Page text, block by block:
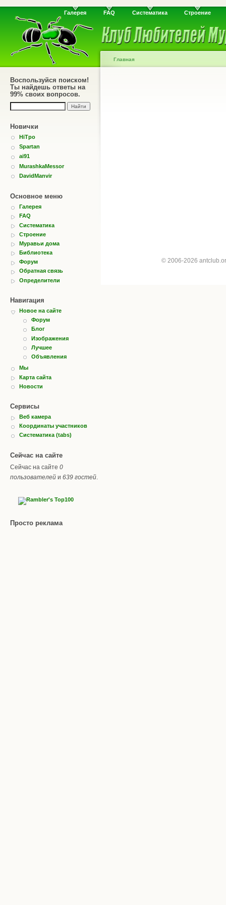
Галерея FAQ Систематика Строение
Воспользуйся поиском!
Ты найдешь ответы на
99% своих вопросов.
Новички
HiTpo
Spartan
ai91
MurashkaMessor
DavidManvir
Основное меню
Галерея
FAQ
Систематика
Строение
Муравьи дома
Библиотека
Форум
Обратная связь
Определители
Навигация
Новое на сайте
Форум
Блог
Изображения
Лучшее
Объявления
Мы
Карта сайта
Новости
Сервисы
Веб камера
Координаты участников
Систематика (tabs)
Сейчас на сайте
Сейчас на сайте 0
пользователей и 639 гостей.
Просто реклама
Главная
© 2006-2026